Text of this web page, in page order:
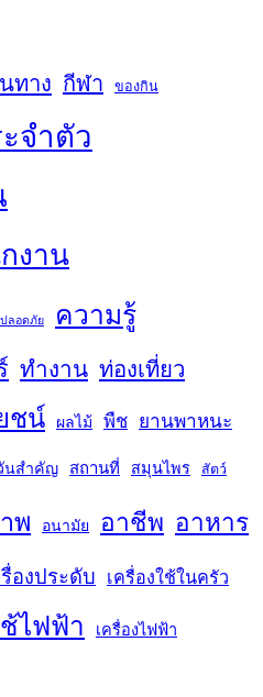
ทาง กีฬา ของกิน
จำตัว
งาน
ลอดภัย ความรู้
ทำงาน ท่องเที่ยว
ชน์ ผลไม้ พืช ยานพาหนะ
นสำคัญ สถานที่ สมุนไพร สัตว์
พ อนามัย อาชีพ อาหาร
องประดับ เครื่องใช้ในครัว
ไฟฟ้า เครื่องไฟฟ้า